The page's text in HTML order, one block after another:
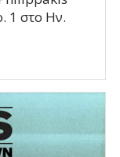
1 στο Ην.